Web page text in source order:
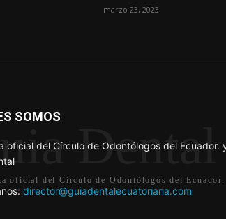
marzo 23, 2023
Dental
oficial del Círculo de Odontólogos del Ecuador.
SOMOS
oficial del Círculo de Odontólogos del Ecuador.
director@guiadentalecuatoriana.com